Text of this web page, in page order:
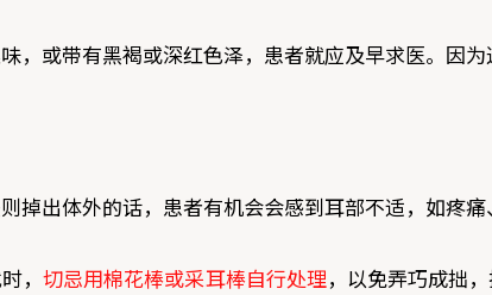
，或带有黑褐或深红色泽，患者就应及早求医。因为
掉出体外的话，患者有机会会感到耳部不适，如疼痛
，切忌用棉花棒或采耳棒自行处理，以免弄巧成拙